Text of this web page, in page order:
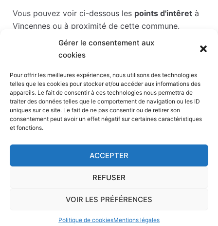
Gérer le consentement aux
cookies
Pour offrir les meilleures expériences, nous utilisons des technologies
telles que les cookies pour stocker et/ou accéder aux informations des
appareils. Le fait de consentir à ces technologies nous permettra de
traiter des données telles que le comportement de navigation ou les ID
uniques sur ce site. Le fait de ne pas consentir ou de retirer son
consentement peut avoir un effet négatif sur certaines caractéristiques
et fonctions.
ACCEPTER
REFUSER
VOIR LES PRÉFÉRENCES
Politique de cookiesMentions légales
Vous pouvez voir ci-dessous les points d'intêret à
Vincennes ou à proximité de cette commune.
Les points d'intérêts sont généralement bien
desservis en matière de transports. Si vous cliquez
sur l'un des liens ci-dessous, vous en saurez plus
sur l'accessibilité en taxi et la proximité des
stations de taxis du point d'intérêt en question.
Parc Zoologique de Paris(1,4 km)
Bellevilloise(2,3 km)
(2,3 km)
Accorhotels Arena(2,6 km)